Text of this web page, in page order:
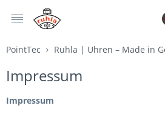
MENÜ
PointTec
Ruhla | Uhren – Made in
Impressum
Impressum